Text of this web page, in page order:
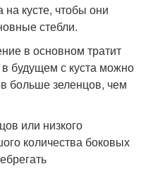
кусте, чтобы они
стебли.
в основном тратит
будущем с куста можно
больше зеленцов, чем
или низкого
количества боковых